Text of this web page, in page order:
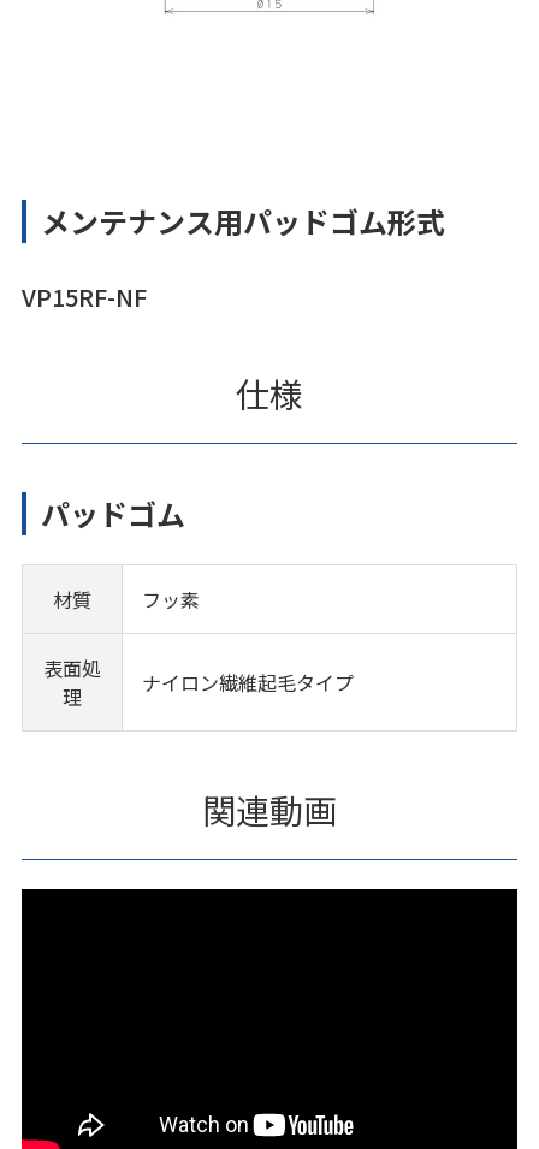
メンテナンス用パッドゴム形式
VP15RF-NF
仕様
パッドゴム
材質 フッ素
表面処
理
ナイロン繊維起毛タイプ
関連動画